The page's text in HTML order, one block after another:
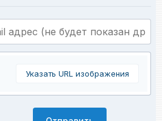
Указать URL изображения